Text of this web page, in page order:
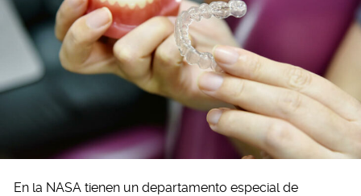
En la NASA tienen un departamento especial de